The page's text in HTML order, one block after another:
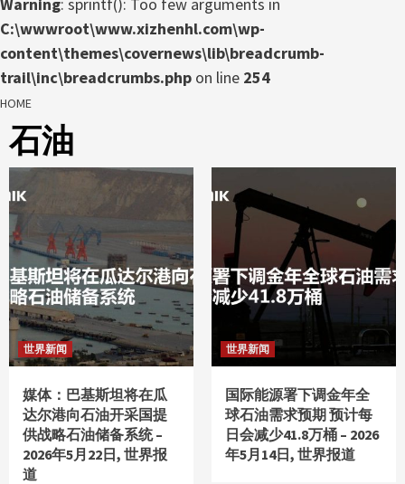
C:\wwwroot\www.xizhenhl.com\wp-
content\themes\covernews\lib\breadcrumb-
trail\inc\breadcrumbs.php on line 254
HOME
石油
世界新闻
媒体：巴基斯坦将在瓜
达尔港向石油开采国提
供战略石油储备系统 –
2026年5月22日, 世界报
道
世界新闻
国际能源署下调金年全
球石油需求预期 预计每
日会减少41.8万桶 – 2026
年5月14日, 世界报道